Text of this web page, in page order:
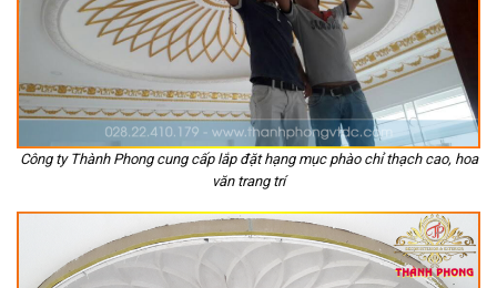
Công ty Thành Phong cung cấp lắp đặt hạng mục phào chỉ thạch cao, hoa
văn trang trí